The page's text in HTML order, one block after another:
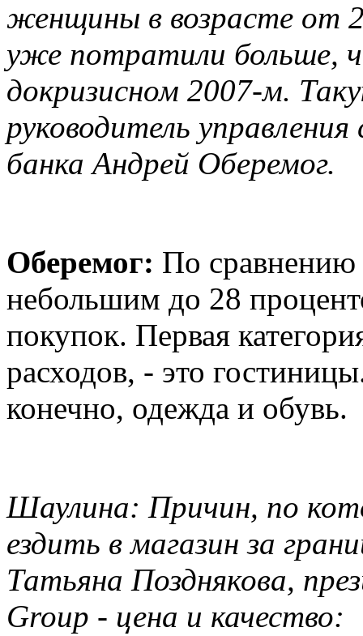
женщины в возрасте от
уже потратили больше,
докризисном 2007-м.
руководитель
банка Андрей Оберемог.
Оберемог: По сравнению
небольшим до 28
покупок. Первая
расходов, - это
конечно, одежда и обувь.
Шаулина: Причин, по
ездить в магазин за
Татьяна Позднякова,
Group - цена и качество: